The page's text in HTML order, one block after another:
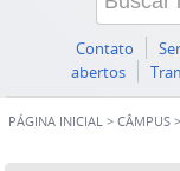
Contato
abertos
PÁGINA INICIAL > CÂMPUS >